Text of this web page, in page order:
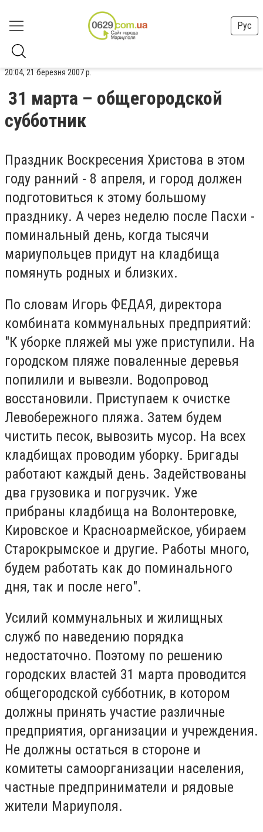
Рус
20:04, 21 березня 2007 р.
31 марта – общегородской
субботник
Праздник Воскресения Христова в этом
году ранний - 8 апреля, и город должен
подготовиться к этому большому
празднику. А через неделю после Пасхи -
поминальный день, когда тысячи
мариупольцев придут на кладбища
помянуть родных и близких.
По словам Игорь ФЕДАЯ, директора
комбината коммунальных предприятий:
"К уборке пляжей мы уже приступили. На
городском пляже поваленные деревья
попилили и вывезли. Водопровод
восстановили. Приступаем к очистке
Левобережного пляжа. Затем будем
чистить песок, вывозить мусор. На всех
кладбищах проводим уборку. Бригады
работают каждый день. Задействованы
два грузовика и погрузчик. Уже
прибраны кладбища на Волонтеровке,
Кировское и Красноармейское, убираем
Старокрымское и другие. Работы много,
будем работать как до поминального
дня, так и после него".
Усилий коммунальных и жилищных
служб по наведению порядка
недостаточно. Поэтому по решению
городских властей 31 марта проводится
общегородской субботник, в котором
должны принять участие различные
предприятия, организации и учреждения.
Не должны остаться в стороне и
комитеты самоорганизации населения,
частные предприниматели и рядовые
жители Мариуполя.